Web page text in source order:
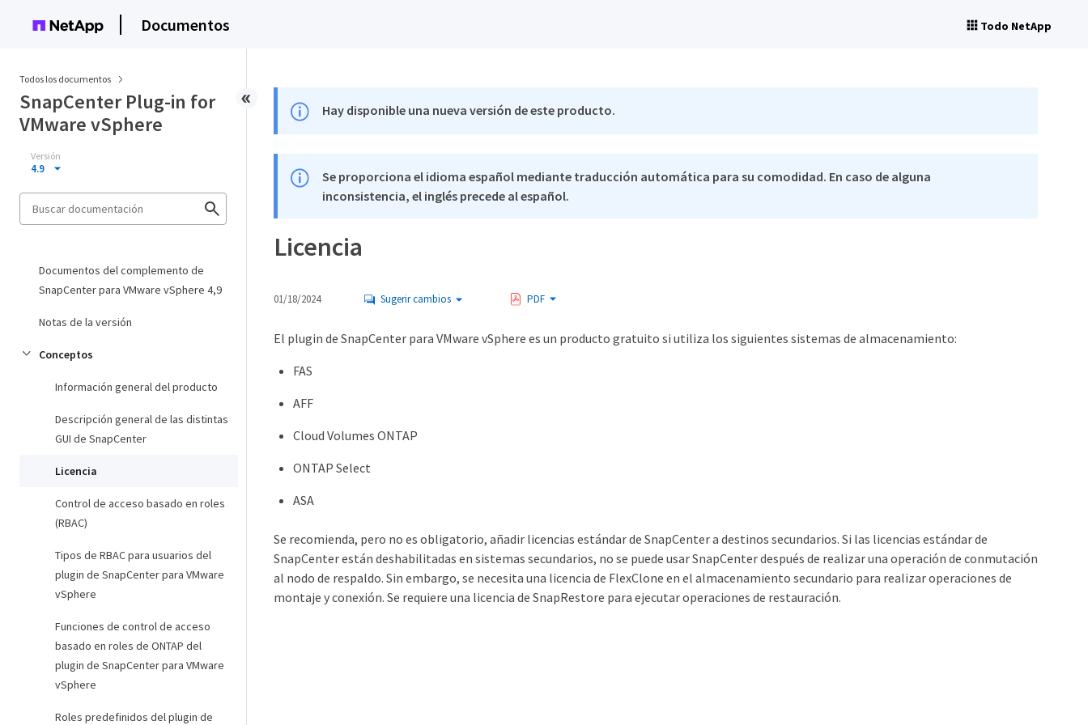
Documentos Todo NetApp
Todos los documentos
SnapCenter Plug-in for
VMware vSphere
Versión
4.9
Documentos del complemento de
SnapCenter para VMware vSphere 4,9
Notas de la versión
Conceptos
Información general del producto
Descripción general de las distintas
GUI de SnapCenter
Licencia
Control de acceso basado en roles
(RBAC)
Tipos de RBAC para usuarios del
plugin de SnapCenter para VMware
vSphere
Funciones de control de acceso
basado en roles de ONTAP del
plugin de SnapCenter para VMware
vSphere
Roles predefinidos del plugin de
Hay disponible una nueva versión de este producto.
Se proporciona el idioma español mediante traducción automática para su comodidad. En caso de alguna
inconsistencia, el inglés precede al español.
Licencia
01/18/2024 Sugerir cambios PDF
El plugin de SnapCenter para VMware vSphere es un producto gratuito si utiliza los siguientes sistemas de almacenamiento:
FAS
AFF
Cloud Volumes ONTAP
ONTAP Select
ASA
Se recomienda, pero no es obligatorio, añadir licencias estándar de SnapCenter a destinos secundarios. Si las licencias estándar de
SnapCenter están deshabilitadas en sistemas secundarios, no se puede usar SnapCenter después de realizar una operación de conmutación
al nodo de respaldo. Sin embargo, se necesita una licencia de FlexClone en el almacenamiento secundario para realizar operaciones de
montaje y conexión. Se requiere una licencia de SnapRestore para ejecutar operaciones de restauración.